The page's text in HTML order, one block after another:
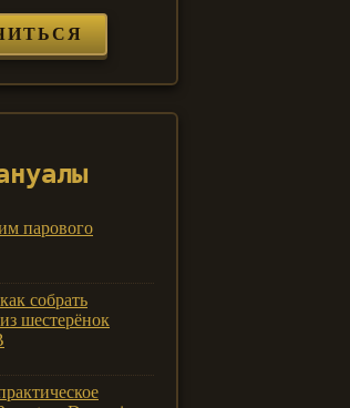
парового
собрать
шестерёнок